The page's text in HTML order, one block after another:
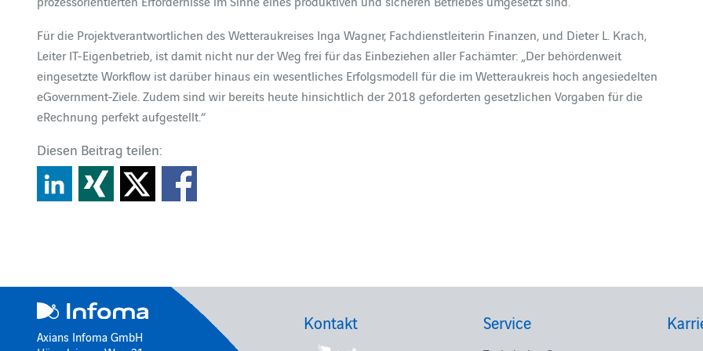
Für die Projektverantwortlichen des Wetteraukreises Inga Wagner, Fachdienstleiterin Finanzen, und Dieter L. Krach,
Leiter IT-Eigenbetrieb, ist damit nicht nur der Weg frei für das Einbeziehen aller Fachämter: „Der behördenweit
eingesetzte Workflow ist darüber hinaus ein wesentliches Erfolgsmodell für die im Wetteraukreis hoch angesiedelten
eGovernment-Ziele. Zudem sind wir bereits heute hinsichtlich der 2018 geforderten gesetzlichen Vorgaben für die
eRechnung perfekt aufgestellt.“
Diesen Beitrag teilen:
Axians Infoma GmbH
Kontakt Service